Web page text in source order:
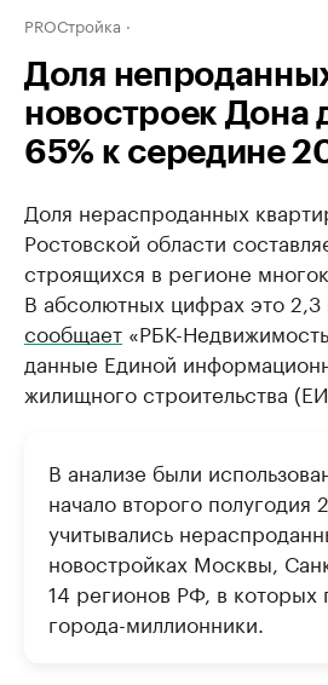
PROСтройка
Доля
новостроек Дона
65% к середине
Доля нераспроданных
Ростовской области
строящихся в регионе
В абсолютных цифрах это 2,3
сообщает «РБК-
данные Единой
жилищного строительства
В анализе были
начало второго полугодия
учитывались
новостройках Москвы,
14 регионов РФ, в которых
города-миллионники.